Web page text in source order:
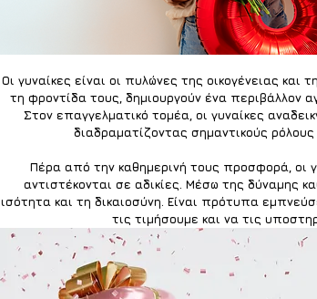
Οι γυναίκες είναι οι πυλώνες της οικογένειας
τη φροντίδα τους, δημιουργούν ένα περιβάλλον
Στον επαγγελματικό τομέα, οι γυναίκες
διαδραματίζοντας σημαντικούς
Πέρα από την καθημερινή τους προσφορά, οι
αντιστέκονται σε αδικίες. Μέσω της δύναμης
ισότητα και τη δικαιοσύνη. Είναι πρότυπα
τις τιμήσουμε και να τις